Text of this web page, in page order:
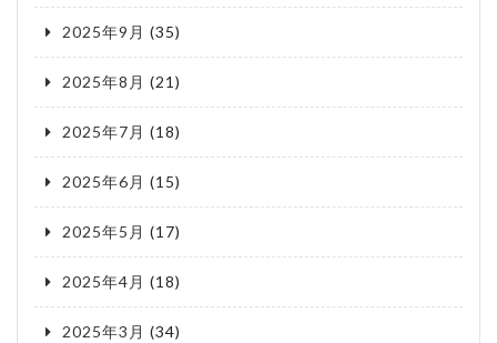
2025年9月 (35)
2025年8月 (21)
2025年7月 (18)
2025年6月 (15)
2025年5月 (17)
2025年4月 (18)
2025年3月 (34)